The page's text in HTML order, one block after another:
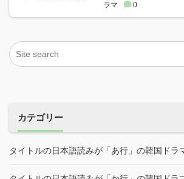
ラマ
0
カテゴリー
タイトルの日本語読みが「あ行」の韓国ドラ